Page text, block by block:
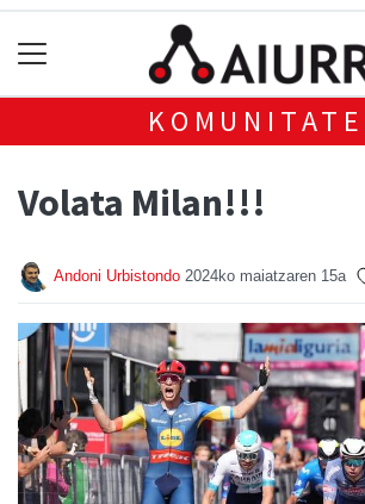
Volata Milan!!!
Andoni Urbistondo 2024ko maiatzaren 15a